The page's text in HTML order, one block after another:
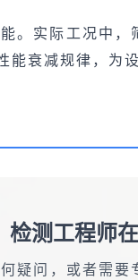
实际工况中
衰减规律，为
检测工程师
疑问，或者需